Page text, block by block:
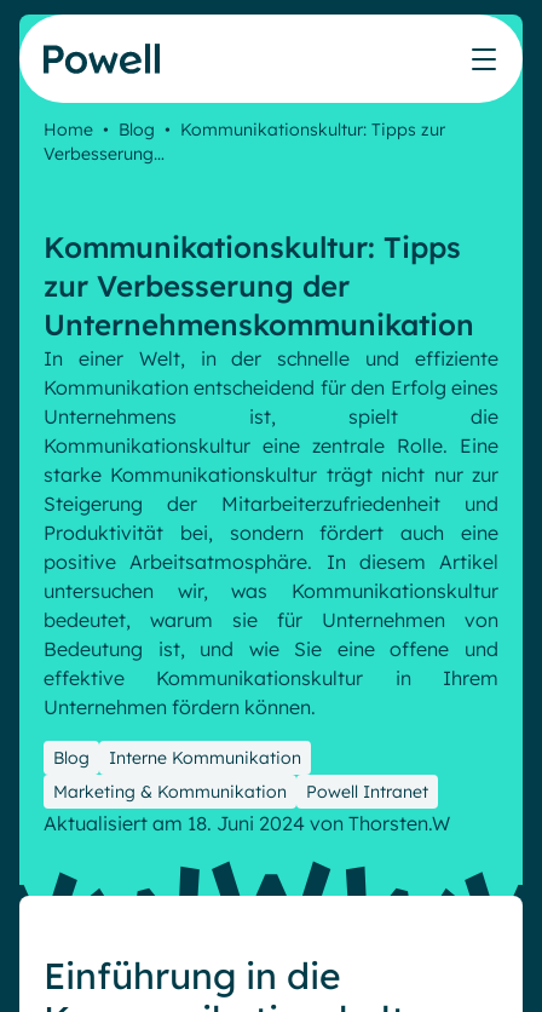
Skip to content
IT
HR Plattform
Interne Kommunikation
Interne Kommunikation
Employee Journey & Engagement
Virtuelles Büro
AI Augmented Digital Workplace
Plattform für digitale Zusammenarbeit
Digital Hub
Wissensbasis
Effizientes Wissensmanagement am Arbeitsplatz
Produkte
Powell Intranet
Ihre MS-Governance-Lösung
Intranet-Funktionen
Analytische
Erweiterte Anpassung und Design
Generative KI
Sicherheit und Compliance
Unsere Kunden
Partner
Arbeiten Sie mit dem Powell-Partnernetzwerk
Treten Sie dem Expertennetzwerk von Powell bei
Finden Sie den besten Verbündeten, um Ihr Intranet-
Projekt zum Erfolg zu führen
Microsoft x Powell = ♡
Microsoft Gold Partner
Zertifizierter Microsoft-Experte
Ressourcen
Ressourcen
Blog
Webinare
Success stories
White papers
Veranstaltungen
EnglishFrançaisDeutsch
Home • Blog • Kommunikationskultur: Tipps zur
Verbesserung…
Kommunikationskultur: Tipps
zur Verbesserung der
Unternehmenskommunikation
In einer Welt, in der schnelle und effiziente
Kommunikation entscheidend für den Erfolg eines
Unternehmens ist, spielt die
Kommunikationskultur eine zentrale Rolle. Eine
starke Kommunikationskultur trägt nicht nur zur
Steigerung der Mitarbeiterzufriedenheit und
Produktivität bei, sondern fördert auch eine
positive Arbeitsatmosphäre. In diesem Artikel
untersuchen wir, was Kommunikationskultur
bedeutet, warum sie für Unternehmen von
Bedeutung ist, und wie Sie eine offene und
effektive Kommunikationskultur in Ihrem
Unternehmen fördern können.
Blog
Interne Kommunikation
Marketing & Kommunikation
Powell Intranet
Aktualisiert am 18. Juni 2024 von Thorsten.W
Einführung in die